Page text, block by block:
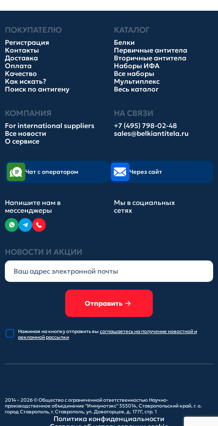
ПОКУПАТЕЛЮ
Регистрация
Контакты
Доставка
Оплата
Качество
Как искать?
Поиск по антигену
КАТАЛОГ
Белки
Первичные антитела
Вторичные антитела
Наборы ИФА
Все наборы
Мультиплекс
Весь каталог
КОМПАНИЯ
For international suppliers
Все новости
О сервисе
НА СВЯЗИ
+7 (495) 798-02-48
sales@belkiantitela.ru
НОВОСТИ И АКЦИИ
Отправить
Нажимая на кнопку отправитьвы соглашаетесь на получениеновостной и
рекламной рассылки
Чат с оператором Через сайт
Напишите нам в
мессенджеры
Мы в социальных
сетях
2014 – 2026 ©Общество с ограниченной ответственностью Научно-
производственное объединение "Иммунотэкс"355014, Ставропольский край, г. о.
город Ставрополь, г. Ставрополь, ул. Доваторцев, д. 177Г, стр. 1
Политика конфиденциальности